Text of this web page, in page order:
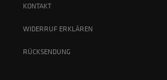
KONTAKT
WIDERRUF ERKLÄREN
RÜCKSENDUNG